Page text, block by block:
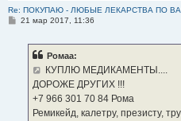
Re: ПОКУПАЮ - ЛЮБЫЕ ЛЕКАРСТВА ПО
С21 мар 2017, 11:36
Ромаа:
КУПЛЮ МЕДИКАМЕНТЫ....
ДОРОЖЕ ДРУГИХ !!!
‪+7 966 301 70 84‬ Рома
Ремикейд, калетру, презисту,